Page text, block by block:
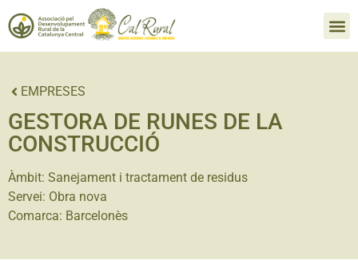
EMPRESES
GESTORA DE RUNES DE LA
CONSTRUCCIÓ
Àmbit: Sanejament i tractament de residus
Servei: Obra nova
Comarca: Barcelonès